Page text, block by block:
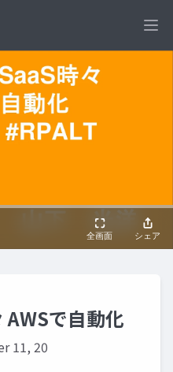
AWSで自動化
11, 20